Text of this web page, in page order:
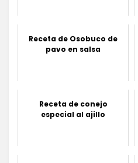
Receta de Osobuco de
pavo en salsa
Receta de conejo
especial al ajillo